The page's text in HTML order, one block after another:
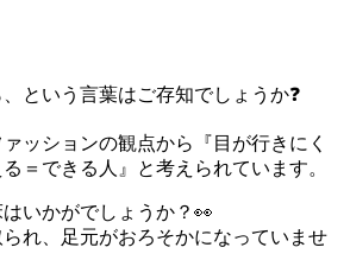
という言葉はご存知でしょうか❓
ッションの観点から『目が行きにく
＝できる人』と考えられています。
いかがでしょうか？👀
れ、足元がおろそかになっていませ